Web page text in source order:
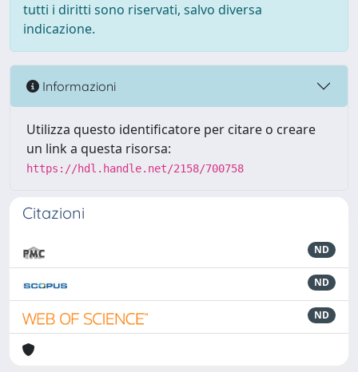
tutti i diritti sono riservati, salvo diversa
indicazione.
Informazioni
Utilizza questo identificatore per citare o creare
un link a questa risorsa:
https://hdl.handle.net/2158/700758
Citazioni
ND
ND
ND